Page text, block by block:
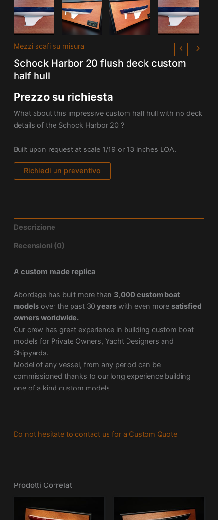
Mezzi scafi su misura
Schock Harbor 20 flush deck custom
half hull
Prezzo su richiesta
What about this impressive custom half hull with no deck
details of the Schock Harbor 20 ?
Built upon request at scale 1/19 or 13 inches LOA.
Richiedi un preventivo
Descrizione
Recensioni (0)
A custom made replica
Abordage has built more than 3,000 custom boat
modelsover the past 30 yearswith even more satisfied
owners worldwide.
Our crew has great experience in building custom boat
models for Private Owners, Yacht Designers and
Shipyards.
Model of any vessel, from any period can be
commissioned thanks to our long experience building
one of a kind custom models.
Do not hesitate to contact us for a Custom Quote
Prodotti Correlati